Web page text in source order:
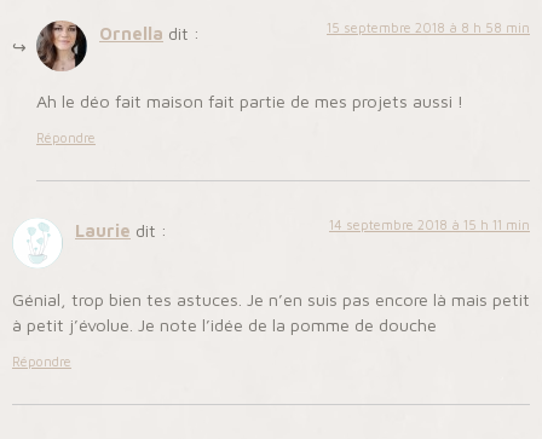
Ornella dit : 15 septembre 2018 à 8 h 58 min
Ah le déo fait maison fait partie de mes projets aussi !
Répondre
Laurie dit : 14 septembre 2018 à 15 h 11 min
Génial, trop bien tes astuces. Je n’en suis pas encore là mais petit
à petit j’évolue. Je note l’idée de la pomme de douche
Répondre